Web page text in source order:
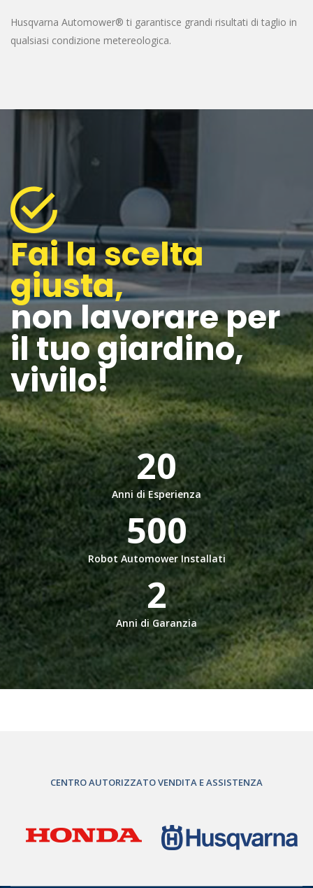
Husqvarna Automower® ti garantisce grandi risultati di taglio in
qualsiasi condizione metereologica.
Fai la scelta
giusta,
non lavorare per
il tuo giardino,
vivilo!
20
Anni di Esperienza
500
Robot Automower Installati
2
Anni di Garanzia
CENTRO AUTORIZZATO VENDITA E ASSISTENZA